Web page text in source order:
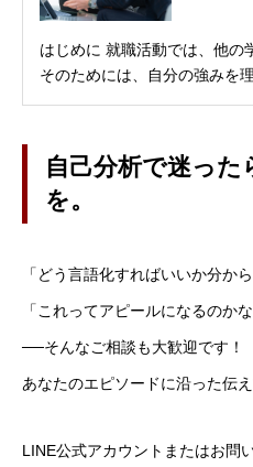
はじめに 就職活動では、他の
そのためには、自分の強みを
自己分析で迷っ
を。
「どう言語化すればいいか分から
「これってアピールになるのかな
──そんなご相談も大歓迎です！
あなたのエピソードに沿った伝
LINE公式アカウントまたはお問